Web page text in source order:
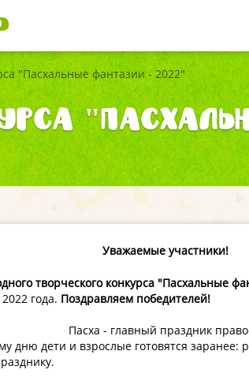
"Пасхальные фантазии - 2022"
Уважаемые участники!
творческого конкурса "Пасхальные
года. Поздравляем победителей!
Пасха - главный праздник
дню дети и взрослые готовятся